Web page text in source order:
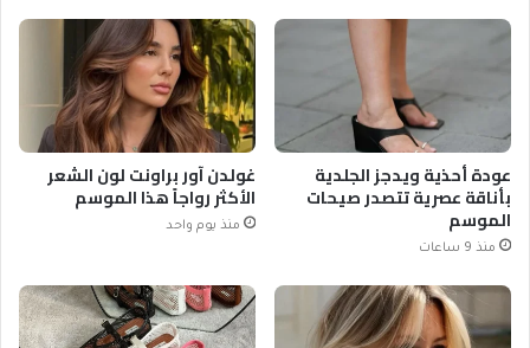
عودة أحذية ويدجز الجلدية
بأناقة عصرية تتصدر صيحات
الموسم
منذ 9 ساعات
غولدن آور براونت لون الشعر
الأكثر رواجاً هذا الموسم
منذ يوم واحد